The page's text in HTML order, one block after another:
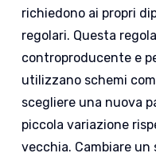
richiedono ai propri
regolari. Questa
controproducente e
utilizzano schemi
scegliere una nuova
piccola variazione
vecchia. Cambiare